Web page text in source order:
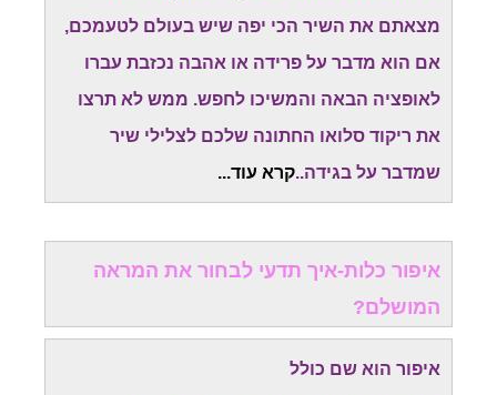
מצאתם את השיר הכי יפה שיש בעולם לטעמכם,
אם הוא מדבר על פרידה או אהבה נכזבת עברו
לאופציה הבאה והמשיכו לחפש. ממש לא תרצו
את ריקוד סלואו החתונה שלכם לצלילי שיר
שמדבר על בגידה.
.קרא עוד...
איפור כלות-איך תדעי לבחור את המראה
המושלם?
איפור הוא שם כולל